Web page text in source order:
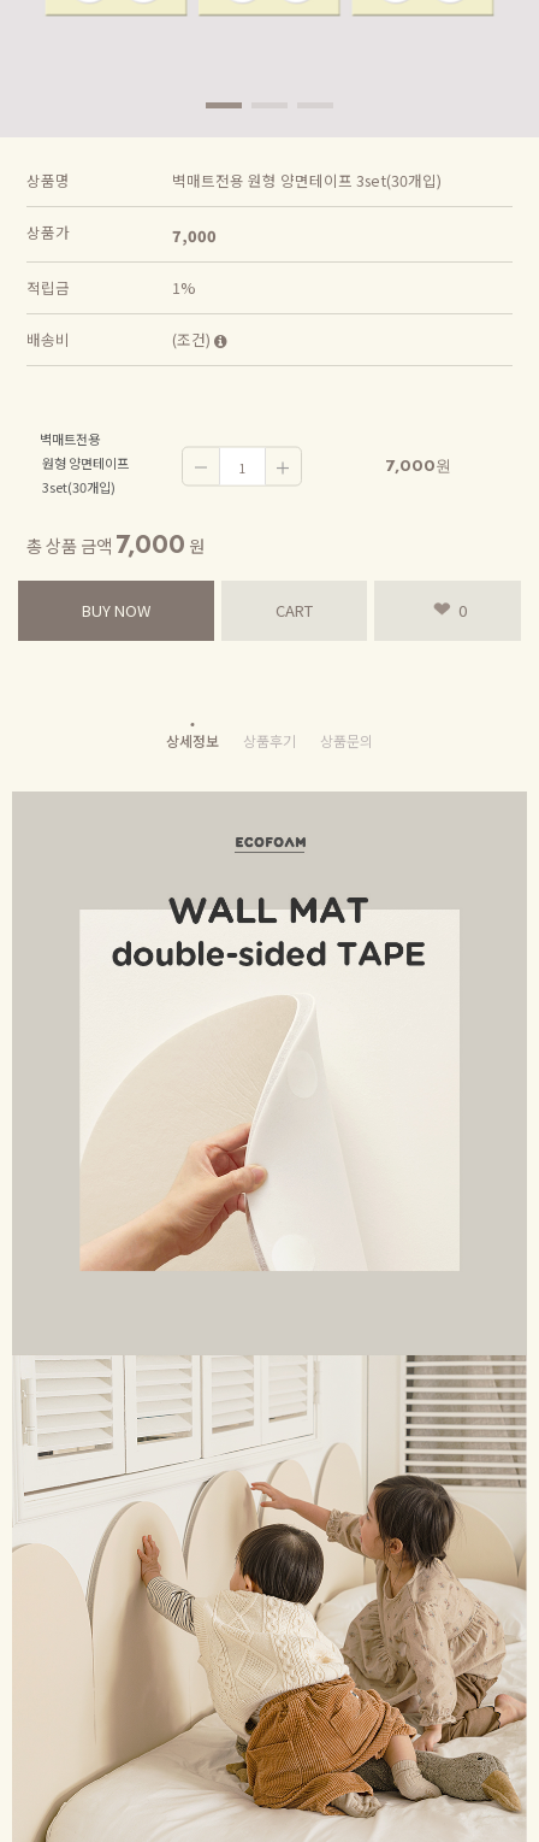
상품명 벽매트전용 원형 양면테이프 3set(30개입)
상품가 7,000
적립금 1%
배송비 (조건)
벽매트전용
원형 양면테이프
3set(30개입)
7,000원
총 상품 금액 7,000 원
BUY NOW CART 0
상세정보 상품후기 상품문의